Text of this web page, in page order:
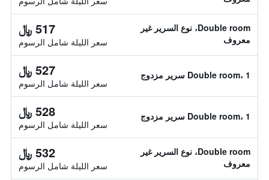
Double room، نوع السرير غير
معروف
517 ﷼
سعر الليلة شامل الرسوم
Double room، 1 سرير مزدوج 527 ﷼
سعر الليلة شامل الرسوم
Double room، 1 سرير مزدوج 528 ﷼
سعر الليلة شامل الرسوم
Double room، نوع السرير غير
معروف
532 ﷼
سعر الليلة شامل الرسوم